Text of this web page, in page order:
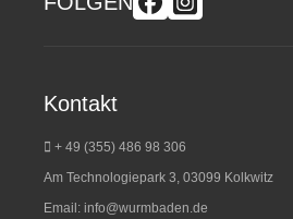
Kontakt
+ 49 (355) 486 98 306
Am Technologiepark 3, 03099 Kolkwitz
Email: info@wurmbaden.de